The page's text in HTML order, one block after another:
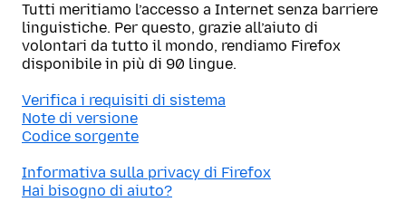
Tutti meritiamo l’accesso a Internet senza barriere
linguistiche. Per questo, grazie all’aiuto di
volontari da tutto il mondo, rendiamo Firefox
disponibile in più di 90 lingue.
Verifica i requisiti di sistema
Note di versione
Codice sorgente
Informativa sulla privacy di Firefox
Hai bisogno di aiuto?